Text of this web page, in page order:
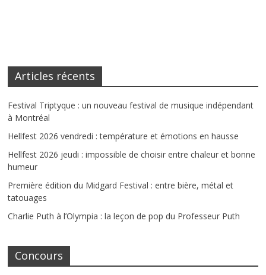
Articles récents
Festival Triptyque : un nouveau festival de musique indépendant
à Montréal
Hellfest 2026 vendredi : température et émotions en hausse
Hellfest 2026 jeudi : impossible de choisir entre chaleur et bonne
humeur
Première édition du Midgard Festival : entre bière, métal et
tatouages
Charlie Puth à l’Olympia : la leçon de pop du Professeur Puth
Concours